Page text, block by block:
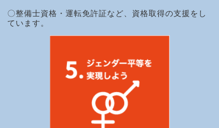
〇整備士資格・運転免許証など、資格取得の支援をし
ています。